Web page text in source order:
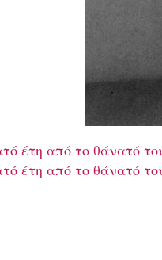
έτη από το θάνατό
έτη από το θάνατό